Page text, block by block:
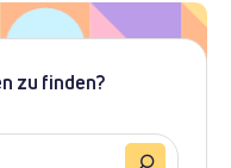
zu finden?